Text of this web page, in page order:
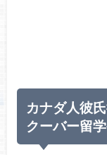
カナダ人彼
クーバー留